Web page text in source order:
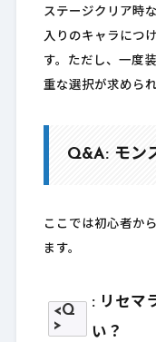
ステージクリア時
入りのキャラにつ
す。ただし、一度
重な選択が求められ
Q&A: モン
ここでは初心者か
ます。
<Q
>
: リセマ
い？